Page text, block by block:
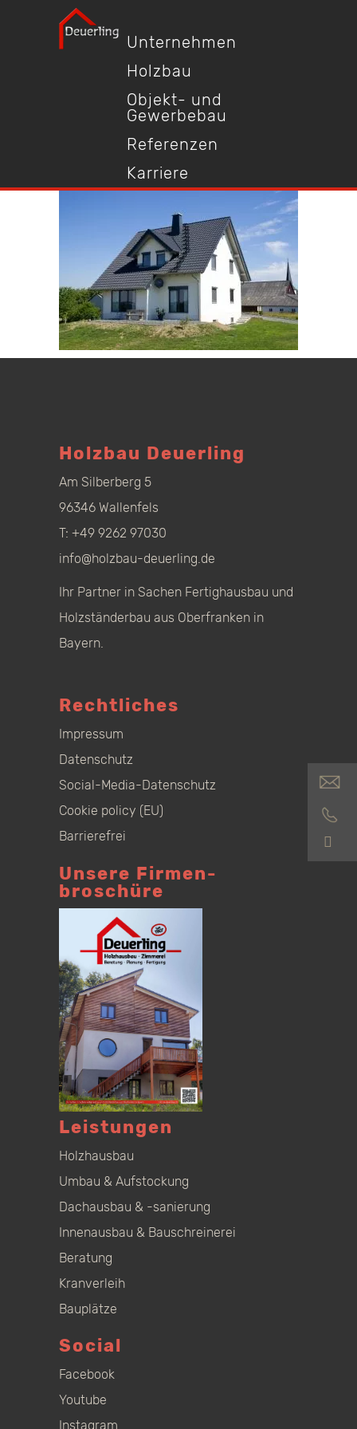
Unternehmen
Holzbau
Objekt- und
Gewerbebau
Referenzen
Karriere
Holzbau Deuerling
Am Silberberg 5
96346 Wallenfels
T: +49 9262 97030
info@holzbau-deuerling.de
Ihr Partner in Sachen Fertighausbau und
Holzständerbau aus Oberfranken in
Bayern.
Rechtliches
Impressum
Datenschutz
Social-Media-Datenschutz
Cookie policy (EU)
Barrierefrei
Unsere Firmen­
broschüre
Leistungen
Holzhausbau
Umbau & Aufstockung
Dachausbau & -sanierung
Innenausbau & Bauschreinerei
Beratung
Kranverleih
Bauplätze
Social
Facebook
Youtube
Instagram